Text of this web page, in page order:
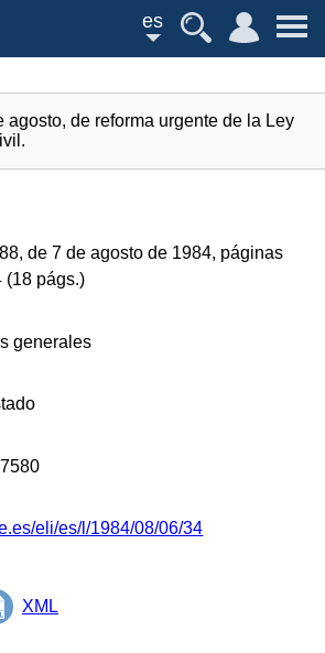
es
agosto, de reforma urgente de la Ley
de 7 de agosto de 1984, páginas
(18 págs.)
generales
eli/es/l/1984/08/06/34
XML